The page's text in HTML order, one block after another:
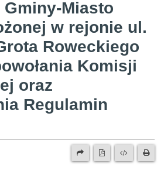
Gminy-Miasto
w rejonie ul.
Roweckiego
Komisji
oraz
Regulamin